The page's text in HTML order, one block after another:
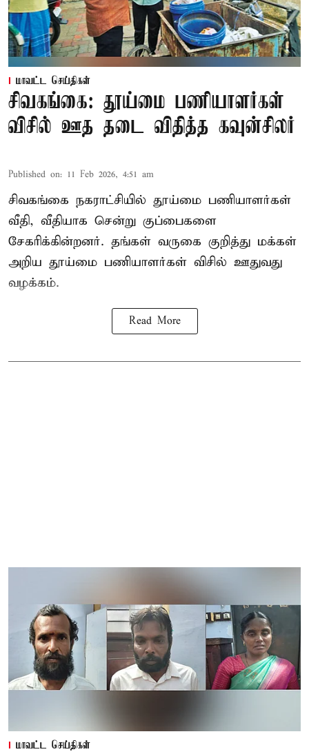
மாவட்ட செய்திகள்
சிவகங்கை: தூய்மை பணியாளர்கள்
விசில் ஊத தடை விதித்த கவுன்சிலர்
Published on: 11 Feb 2026, 4:51 am
சிவகங்கை நகராட்சியில் தூய்மை பணியாளர்கள்
வீதி, வீதியாக சென்று குப்பைகளை
சேகரிக்கின்றனர். தங்கள் வருகை குறித்து மக்கள்
அறிய தூய்மை பணியாளர்கள் விசில் ஊதுவது
வழக்கம்.
Read More
மாவட்ட செய்திகள்